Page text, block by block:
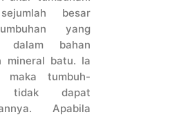
besar
yang
dalam bahan
mineral batu. Ia
tumbuh-
tidak dapat
Apabila